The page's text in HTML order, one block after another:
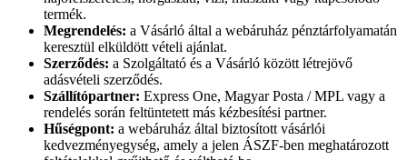
termék.
Megrendelés: a Vásárló által a webáruház pénztárfolyamatán
keresztül elküldött vételi ajánlat.
Szerződés: a Szolgáltató és a Vásárló között létrejövő
adásvételi szerződés.
Szállítópartner: Express One, Magyar Posta / MPL vagy a
rendelés során feltüntetett más kézbesítési partner.
Hűségpont: a webáruház által biztosított vásárlói
kedvezményegység, amely a jelen ÁSZF-ben meghatározott